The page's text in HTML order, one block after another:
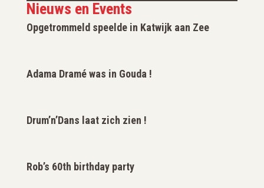
Nieuws en Events
Opgetrommeld speelde in Katwijk aan Zee
Adama Dramé was in Gouda !
Drum’n’Dans laat zich zien !
Rob’s 60th birthday party